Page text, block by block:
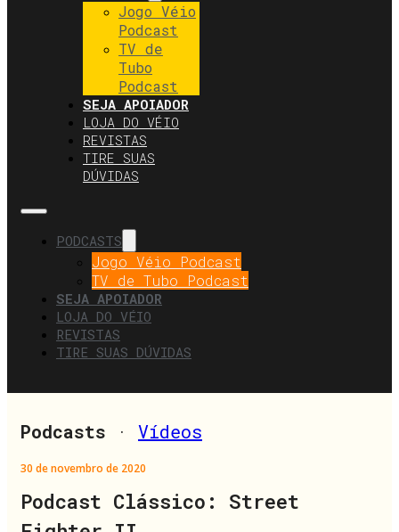
Jogo Véio
Podcast
TV de
Tubo
Podcast
SEJA APOIADOR
LOJA DO VÉIO
REVISTAS
TIRE SUAS
DÚVIDAS
PODCASTS
Jogo Véio Podcast
TV de Tubo Podcast
SEJA APOIADOR
LOJA DO VÉIO
REVISTAS
TIRE SUAS DÚVIDAS
Podcasts · Vídeos
30 de novembro de 2020
Podcast Clássico: Street